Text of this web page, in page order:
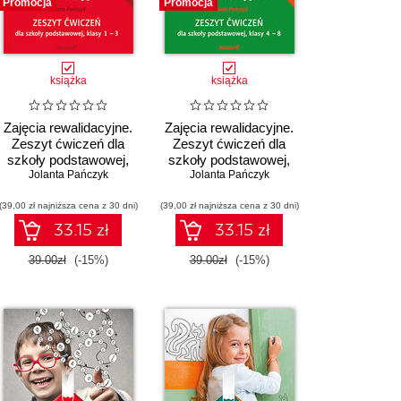
Promocja
książka
Zajęcia rewalidacyjne.
Zeszyt ćwiczeń dla
szkoły podstawowej,
klasy 1 - 3 (Wydanie II)
Jolanta Pańczyk
(39,00 zł najniższa cena z 30 dni)
33.15 zł
39.00zł (-15%)
Promocja
książka
Zajęcia rewalidacyjne.
Zeszyt ćwiczeń dla
szkoły podstawowej,
klasy 4 - 8
Jolanta Pańczyk
(39,00 zł najniższa cena z 30 dni)
33.15 zł
39.00zł (-15%)